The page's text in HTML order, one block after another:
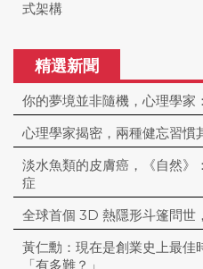
式架構
精選新聞
你的夢境並非隨機，心理學家
心理學家揭密，兩種健忘習慣
淡水魚類的皮膚癌，《自然》
症
全球首個 3D 熱隱形斗篷問世
黃仁勳：現在是創業史上最佳
「有多難？」